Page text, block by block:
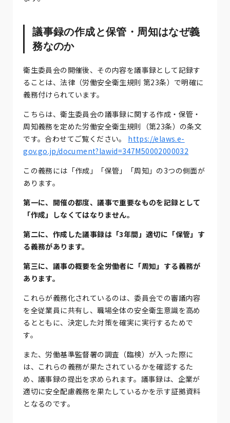
議事録の作成と保管・周知はなぜ義
務なのか
衛生委員会の開催後、その内容を議事録として記録す
ることは、法律（労働安全衛生規則 第23条）で明確に
義務付けられています。
こちらは、衛生委員会の議事録に関する作成・保管・
周知義務を定めた労働安全衛生規則（第23条）の条文
です。合わせてご覧ください。 https://elaws.e-
gov.go.jp/document?lawid=347M50002000032
この義務には「作成」「保管」「周知」の3つの側面が
あります。
第一に、開催の都度、議事で重要なものを記録として
「作成」しなくてはなりません。
第二に、作成した議事録は「3年間」適切に「保管」す
る義務があります。
第三に、議事の概要を全労働者に「周知」する義務が
あります。
これらが義務化されているのは、委員会での審議内容
を全従業員に共有し、職場全体の安全衛生意識を高め
るとともに、決定した対策を確実に実行するためで
す。
また、労働基準監督署の調査（臨検）が入った際に
は、これらの義務が果たされているかを確認するた
め、議事録の提出を求められます。議事録は、企業が
適切に安全配慮義務を果たしているかを示す証拠資料
となるのです。